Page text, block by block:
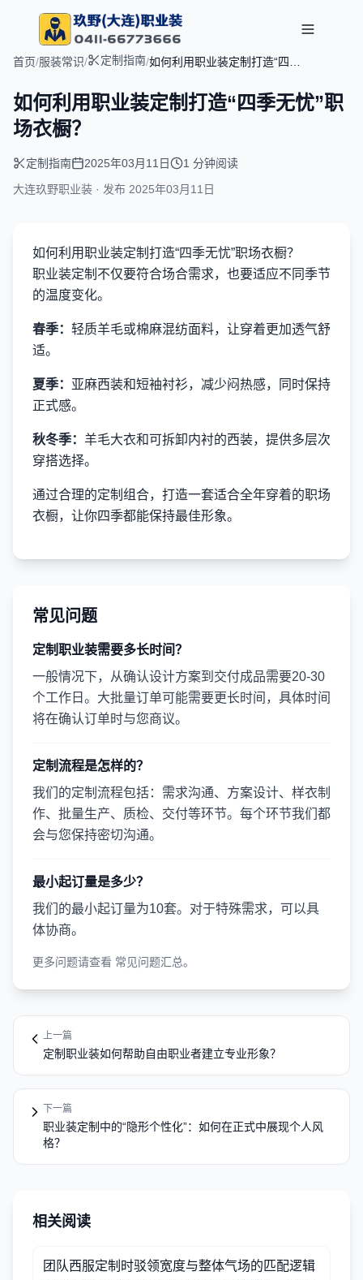
首页/服装常识/ 定制指南/如何利用职业装定制打造“四季
如何利用职业装定制打造“四季无忧”职
场衣橱？
定制指南 2025年03月11日
1 分钟阅读
大连玖野职业装 · 发布 2025年03月11日
如何利用职业装定制打造“四季无忧”职场衣橱？
职业装定制不仅要符合场合需求，也要适应不同季节
的温度变化。
春季： 轻质羊毛或棉麻混纺面料，让穿着更加透气舒
适。
夏季： 亚麻西装和短袖衬衫，减少闷热感，同时保持
正式感。
秋冬季： 羊毛大衣和可拆卸内衬的西装，提供多层次
穿搭选择。
通过合理的定制组合，打造一套适合全年穿着的职场
衣橱，让你四季都能保持最佳形象。
常见问题
定制职业装需要多长时间？
一般情况下，从确认设计方案到交付成品需要20-30
个工作日。大批量订单可能需要更长时间，具体时间
将在确认订单时与您商议。
定制流程是怎样的？
我们的定制流程包括：需求沟通、方案设计、样衣制
作、批量生产、质检、交付等环节。每个环节我们都
会与您保持密切沟通。
最小起订量是多少？
我们的最小起订量为10套。对于特殊需求，可以具
体协商。
更多问题请查看 常见问题汇总。
上一篇
定制职业装如何帮助自由职业者建立专业形象？
下一篇
职业装定制中的“隐形个性化”：如何在正式中展现个人风
格？
相关阅读
团队西服定制时驳领宽度与整体气场的匹配逻辑